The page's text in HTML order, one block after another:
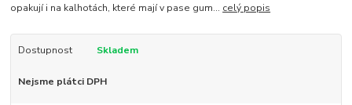
opakují i na kalhotách, které mají v pase gum... celý popis
Dostupnost Skladem
Nejsme plátci DPH